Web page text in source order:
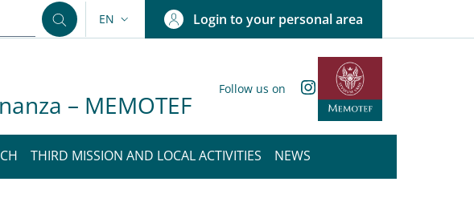
LANGUAGE SWITCHER: CURRENT LANGUAGE
EN Login to your personal area
– MEMOTEF
Follow us on Instagram
THIRD MISSION AND LOCAL ACTIVITIES NEWS